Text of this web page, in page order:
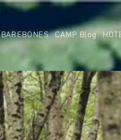
BAREBONES CAMP Blog